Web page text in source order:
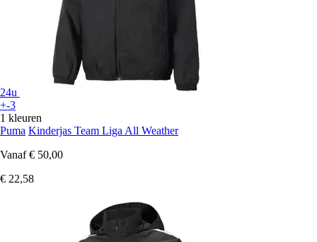
24u
+-3
1 kleuren
Puma Kinderjas Team Liga All Weather
Vanaf € 50,00
€ 22,58